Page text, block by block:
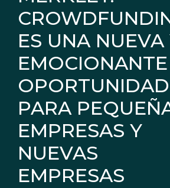
ES UNA NUEVA
EMOCIONANTE
OPORTUNIDAD
PARA
EMPRESAS Y
NUEVAS
EMPRESAS